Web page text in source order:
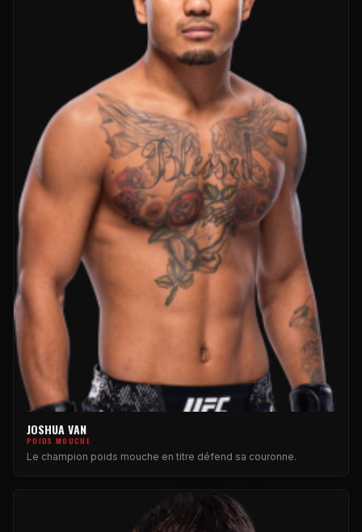
JOSHUA VAN
POIDS MOUCHE
Le champion poids mouche en titre défend sa couronne.